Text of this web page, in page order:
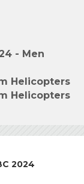
- Men
Helicopters
Helicopters
2024